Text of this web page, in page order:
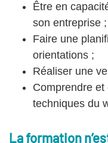
Être en
son entreprise ;
Faire une
orientations ;
Réaliser une
Comprendre
techniques du
La formation